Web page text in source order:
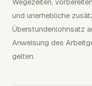
und unerhebliche
Überstundenlohnsatz
Anweisung des
gelten.